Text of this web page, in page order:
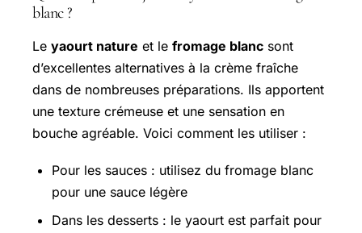
blanc ?
Le yaourt nature et le fromage blanc sont
d’excellentes alternatives à la crème fraîche
dans de nombreuses préparations. Ils apportent
une texture crémeuse et une sensation en
bouche agréable. Voici comment les utiliser :
Pour les sauces : utilisez du fromage blanc
pour une sauce légère
Dans les desserts : le yaourt est parfait pour